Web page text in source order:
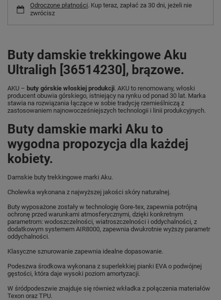
Odroczone płatności. Kup teraz, zapłać za 30 dni, jeżeli nie
zwrócisz
Buty damskie trekkingowe Aku
Ultraligh [36514230], brązowe.
AKU – buty górskie włoskiej produkcji. AKU to renomowany, włoski
producent obuwia górskiego, istniejący na rynku od ponad 30 lat. Marka
stawia na rozwiązania łączące w sobie tradycję rzemieślniczą z
zastosowaniem najnowocześniejszych technologii i linii produkcyjnych.
Buty damskie marki Aku to
wygodna propozycja dla każdej
kobiety.
Damskie buty trekkingowe marki Aku.
Cholewka wykonana z najwyższej jakości skóry naturalnej.
Buty wyposażone zostały w technologię Gore-tex, zapewnia potrójną
ochronę przed warunkami atmosferycznymi, dzięki konkretnym
parametrom: wodoszczelności, wiatroszczelności i oddychalności, z
dodatkowym systemem AIR8000, zapewnia dwukrotnie wyższy parametr
oddychalności.
Klasyczne sznurowanie zapewnia idealne dopasowanie.
Podeszwa środkowa wykonana z superlekkiej pianki EVA o podwójnej
gęstości, która daje wysoki poziom amortyzacji.
W śródpodeszwie znajduje się również wkładka z połączenia materiałów
Texon oraz TPU.